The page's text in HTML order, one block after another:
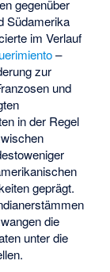
gegenüber
Südamerika
im Verlauf
–
zur
und
in der Regel
geprägt.
die
unter die